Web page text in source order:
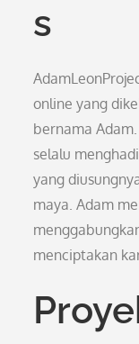
s
online yang
bernama
selalu
yang
maya. Adam
menciptakan